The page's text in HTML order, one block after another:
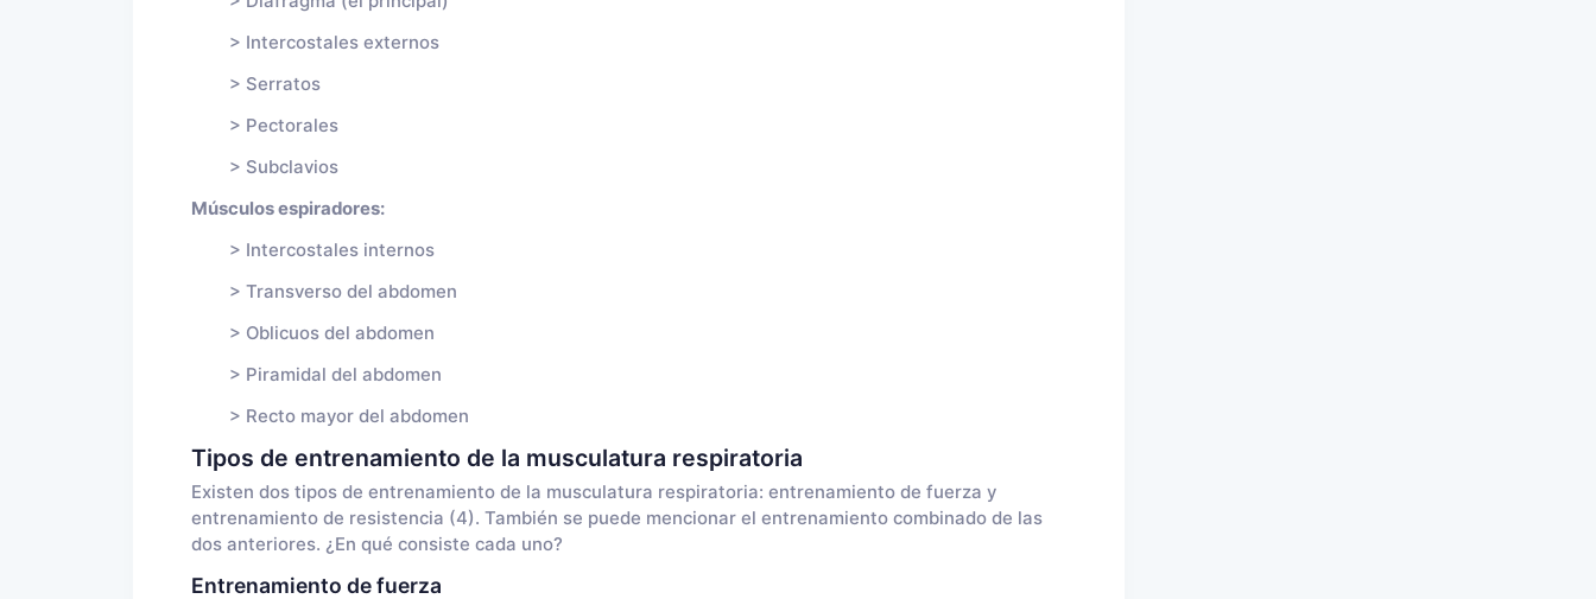
> Intercostales externos
> Serratos
> Pectorales
> Subclavios
Músculos espiradores:
> Intercostales internos
> Transverso del abdomen
> Oblicuos del abdomen
> Piramidal del abdomen
> Recto mayor del abdomen
Tipos de entrenamiento de la musculatura respiratoria
Existen dos tipos de entrenamiento de la musculatura respiratoria: entrenamiento de fuerza y
entrenamiento de resistencia (4). También se puede mencionar el entrenamiento combinado de las
dos anteriores. ¿En qué consiste cada uno?
Entrenamiento de fuerza